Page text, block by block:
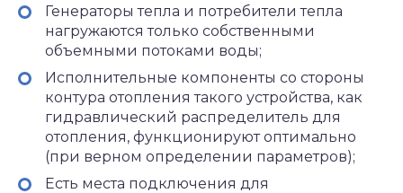
Генераторы тепла и потребители тепла
нагружаются только собственными
объемными потоками воды;
Исполнительные компоненты со стороны
контура отопления такого устройства, как
гидравлический распределитель для
отопления, функционируют оптимально
(при верном определении параметров);
Есть места подключения для